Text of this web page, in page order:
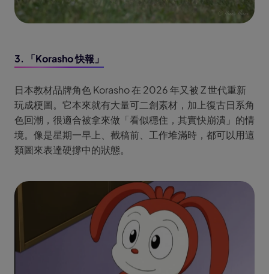
3. 「Korasho 快報」
日本教材品牌角色 Korasho 在 2026 年又被 Z 世代重新
玩成梗圖。它本來就有大量可二創素材，加上復古日系角
色回潮，很適合被拿來做「看似穩住，其實快崩潰」的情
境。像是星期一早上、截稿前、工作堆滿時，都可以用這
類圖來表達硬撐中的狀態。